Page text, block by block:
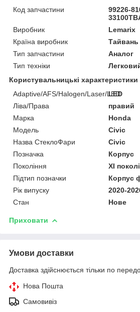
Код запчастини
99226-
Виробник
Lemarix
Країна виробник
Тайвань
Тип запчастини
Аналог
Тип техніки
Користувальницькі характеристики
Adaptive/AFS/Halogen/Laser/LED
LED
Ліва/Права
правий
Марка
Honda
Мoдель
Civic
Назва СтеклоФари
Civic
Позначка
Корпус
Покоління
XI
Підтип позначки
Корпус
Рік випуску
2020-
Стан
Нове
Приховати
Умови доставки
Доставка здійснюється тільки по
Нова Пошта
Самовивіз